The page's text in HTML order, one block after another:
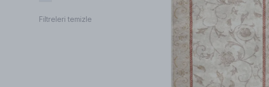
Filtreleri temizle